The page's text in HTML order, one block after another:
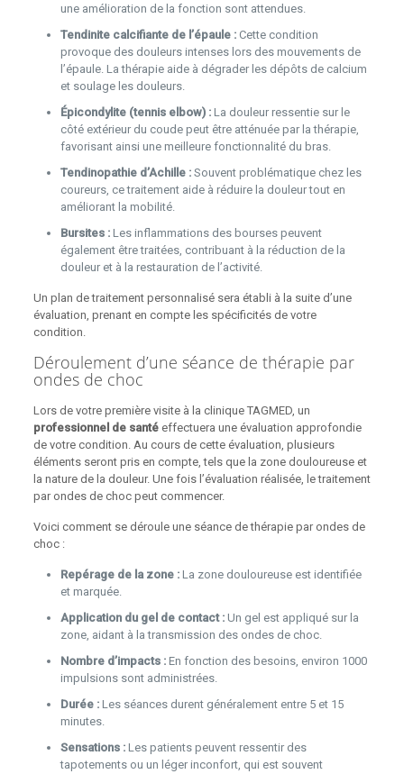
une amélioration de la fonction sont attendues.
Tendinite calcifiante de l’épaule :Cette condition
provoque des douleurs intenses lors des mouvements de
l’épaule. La thérapie aide à dégrader les dépôts de calcium
et soulage les douleurs.
Épicondylite (tennis elbow) :La douleur ressentie sur le
côté extérieur du coude peut être atténuée par la thérapie,
favorisant ainsi une meilleure fonctionnalité du bras.
Tendinopathie d’Achille :Souvent problématique chez les
coureurs, ce traitement aide à réduire la douleur tout en
améliorant la mobilité.
Bursites :Les inflammations des bourses peuvent
également être traitées, contribuant à la réduction de la
douleur et à la restauration de l’activité.
Un plan de traitement personnalisé sera établi à la suite d’une
évaluation, prenant en compte les spécificités de votre
condition.
Déroulement d’une séance de thérapie par
ondes de choc
Lors de votre première visite à la clinique TAGMED, un
professionnel de santéeffectuera une évaluation approfondie
de votre condition. Au cours de cette évaluation, plusieurs
éléments seront pris en compte, tels que la zone douloureuse et
la nature de la douleur. Une fois l’évaluation réalisée, le traitement
par ondes de choc peut commencer.
Voici comment se déroule une séance de thérapie par ondes de
choc :
Repérage de la zone :La zone douloureuse est identifiée
et marquée.
Application du gel de contact :Un gel est appliqué sur la
zone, aidant à la transmission des ondes de choc.
Nombre d’impacts :En fonction des besoins, environ 1000
impulsions sont administrées.
Durée :Les séances durent généralement entre 5 et 15
minutes.
Sensations :Les patients peuvent ressentir des
tapotements ou un léger inconfort, qui est souvent